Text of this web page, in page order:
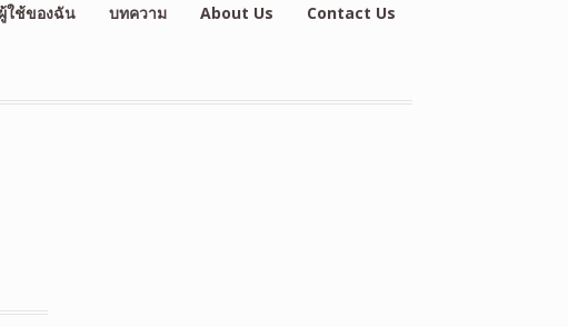
ใช้ของฉัน บทความ About Us Contact Us